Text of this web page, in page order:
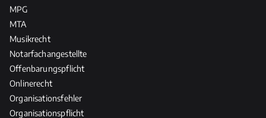
MPG
MTA
Musikrecht
Notarfachangestellte
Offenbarungspflicht
Onlinerecht
Organisationsfehler
Organisationspflicht